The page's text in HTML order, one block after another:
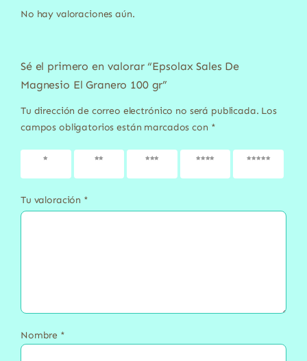
No hay valoraciones aún.
Sé el primero en valorar “Epsolax Sales De
Magnesio El Granero 100 gr”
Tu dirección de correo electrónico no será publicada. Los
campos obligatorios están marcados con *
1 de 5
2 de 5
3 de 5
4 de 5
5 de 5
Tu valoración *
Nombre *